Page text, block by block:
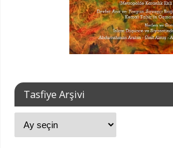
Tasfiye Arşivi